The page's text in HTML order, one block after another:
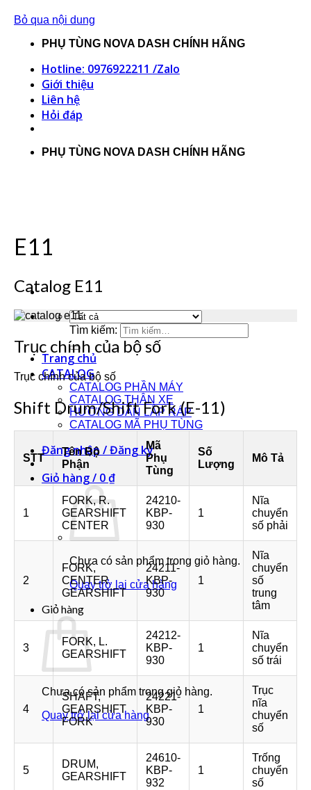
Bỏ qua nội dung
PHỤ TÙNG NOVA DASH CHÍNH HÃNG
Hotline: 0976922211 /Zalo
Giới thiệu
Liên hệ
Hỏi đáp
PHỤ TÙNG NOVA DASH CHÍNH HÃNG
Tìm kiếm:
Trang chủ
CATALOG
CATALOG PHẦN MÁY
CATALOG THÂN XE
HƯỚNG DẪN LẮP RÁP
CATALOG MÃ PHỤ TÙNG
Đăng nhập / Đăng ký
Giỏ hàng / 0₫
Chưa có sản phẩm trong giỏ hàng.
Quay trở lại cửa hàng
Giỏ hàng
Chưa có sản phẩm trong giỏ hàng.
Quay trở lại cửa hàng
E11
Catalog E11
Trục chính của bộ số
Trục chính của bộ số
Shift Drum/Shift Fork (E-11)
STT
Tên Bộ
Phận
Mã
Phụ
Tùng
Số
Lượng
Mô Tả
1
FORK, R.
GEARSHIFT
CENTER
24210-
KBP-
930
1
Nĩa
chuyển
số phải
2
FORK,
CENTER
GEARSHIFT
24211-
KBP-
930
1
Nĩa
chuyển
số
trung
tâm
3
FORK, L.
GEARSHIFT
24212-
KBP-
930
1
Nĩa
chuyển
số trái
4
SHAFT,
GEARSHIFT
FORK
24221-
KBP-
930
1
Trục
nĩa
chuyển
số
5
DRUM,
GEARSHIFT
24610-
KBP-
932
1
Trống
chuyển
số